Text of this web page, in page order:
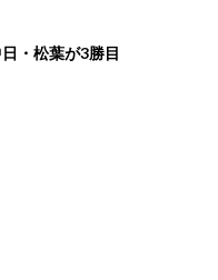
・松葉が3勝目